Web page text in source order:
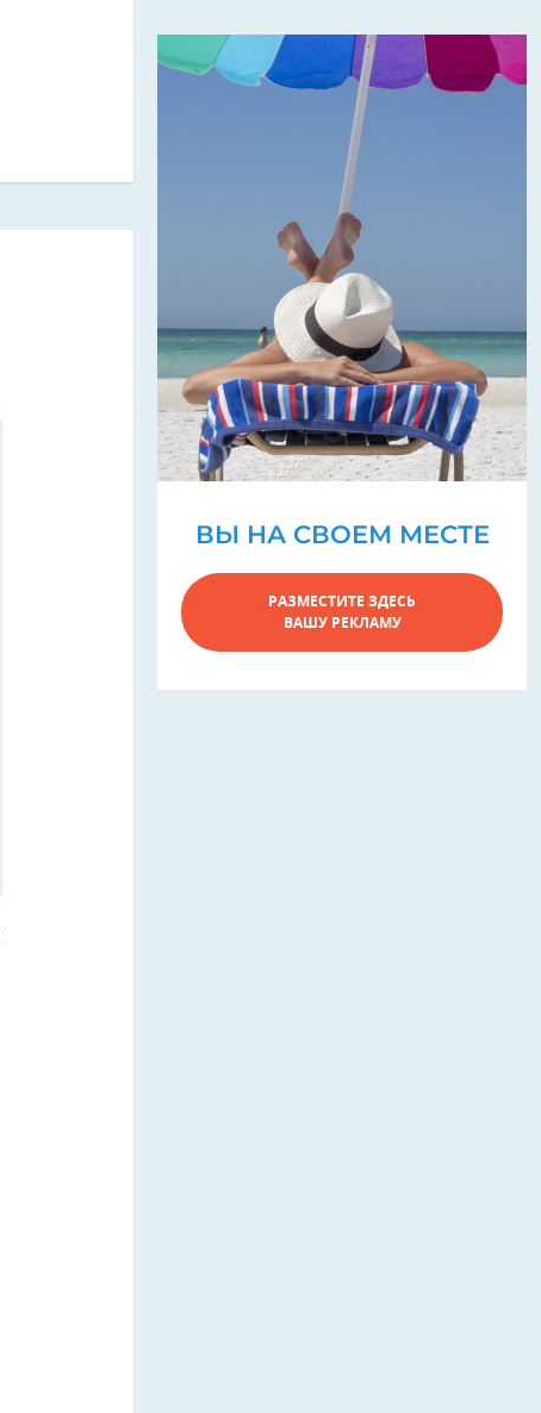
ВЫ НА СВОЕМ МЕСТЕ
РАЗМЕСТИТЕ ЗДЕСЬ
ВАШУ РЕКЛАМУ